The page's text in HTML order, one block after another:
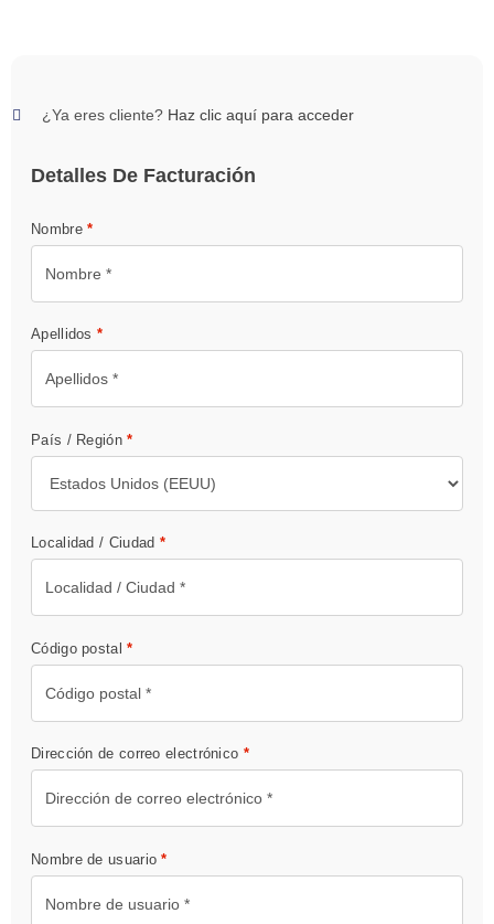
¿Ya eres cliente? Haz clic aquí para acceder
Detalles De Facturación
Nombre*
Apellidos *
País / Región*
Localidad / Ciudad *
Código postal*
Dirección de correo electrónico *
Nombre de usuario*